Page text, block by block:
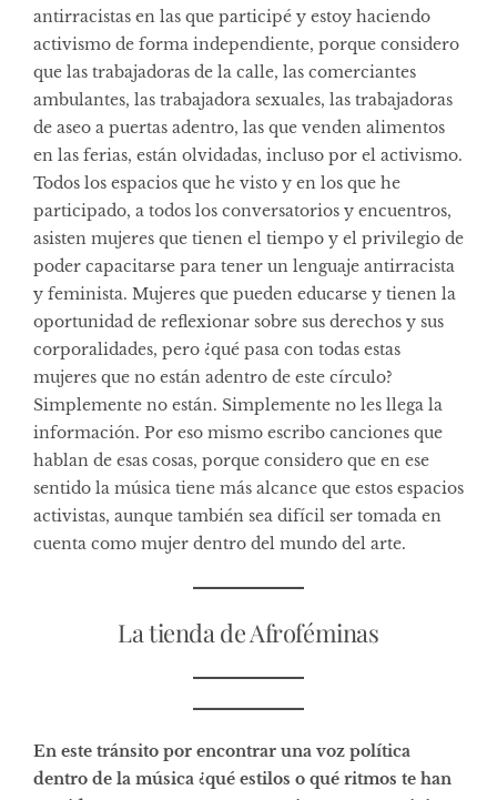
antirracistas en las que participé y estoy haciendo
activismo de forma independiente, porque considero
que las trabajadoras de la calle, las comerciantes
ambulantes, las trabajadora sexuales, las trabajadoras
de aseo a puertas adentro, las que venden alimentos
en las ferias, están olvidadas, incluso por el activismo.
Todos los espacios que he visto y en los que he
participado, a todos los conversatorios y encuentros,
asisten mujeres que tienen el tiempo y el privilegio de
poder capacitarse para tener un lenguaje antirracista
y feminista. Mujeres que pueden educarse y tienen la
oportunidad de reflexionar sobre sus derechos y sus
corporalidades, pero ¿qué pasa con todas estas
mujeres que no están adentro de este círculo?
Simplemente no están. Simplemente no les llega la
información. Por eso mismo escribo canciones que
hablan de esas cosas, porque considero que en ese
sentido la música tiene más alcance que estos espacios
activistas, aunque también sea difícil ser tomada en
cuenta como mujer dentro del mundo del arte.
La tienda de Afroféminas
En este tránsito por encontrar una voz política
dentro de la música ¿qué estilos o qué ritmos te han